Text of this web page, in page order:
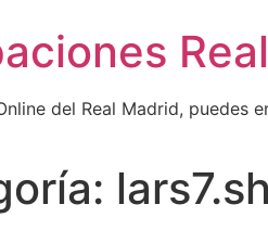
del Real Madrid,